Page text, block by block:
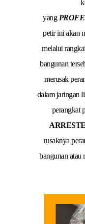
yang
petir ini akan
melalui
bangunan
merusak
dalam jaringan
perangkat
rusaknya
bangunan atau